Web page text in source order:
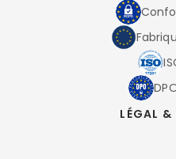
LÉGAL &